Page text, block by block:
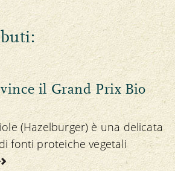
il Grand Prix Bio
(Hazelburger) è una delicata
fonti proteiche vegetali